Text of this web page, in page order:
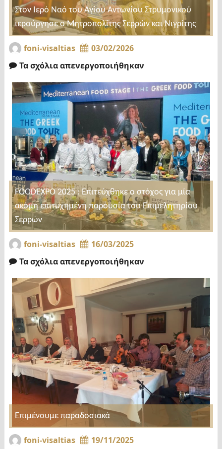
Στον Ιερό Ναό του Αγίου Αντωνίου Στρυμονικού
ιερούργησε ο Μητροπολίτης Σερρών και Νιγρίτης
foni-visaltias
03/02/2026
Τα σχόλια απενεργοποιήθηκαν
FOODEXPO 2025 : Επιτεύχθηκε ο στόχος για μία
ακόμη επιτυχημένη παρουσία του Επιμελητηρίου
Σερρών
foni-visaltias
16/03/2025
Τα σχόλια απενεργοποιήθηκαν
Επιμένουμε παραδοσιακά
foni-visaltias
19/11/2025